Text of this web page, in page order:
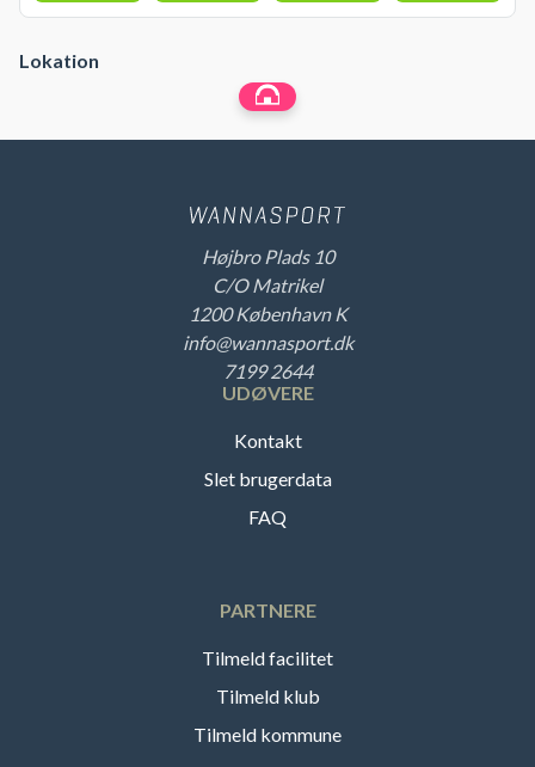
Lokation
Højbro Plads 10
C/O Matrikel
1200 København K
info@wannasport.dk
7199 2644
UDØVERE
Kontakt
Slet brugerdata
FAQ
PARTNERE
Tilmeld facilitet
Tilmeld klub
Tilmeld kommune